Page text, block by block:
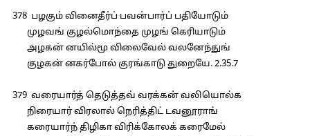
378 பழகும் வினைதீர்ப் பவன்பார்ப் பதியோடும்
முழவங் குழல்மொந்தை முழங் கெரியாடும்
அழகன் னயில்மூ விலைவேல் வலனேந்துங்
குழகன் னகர்போல் குரங்காடு துறையே. 2.35.7
379 வரையார்த் தெடுத்தவ் வரக்கன் வலியொல்க
நிரையார் விரலால் நெரித்திட் டவனூராங்
கரையார்ந் திழிகா விரிக்கோலக் கரைமேல்